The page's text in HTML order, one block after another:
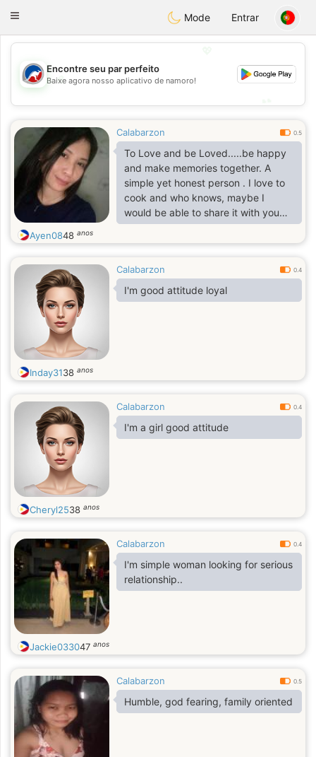
Australia Chat
Toggle
Mode Entrar
💖
💕
Encontre seu par perfeito
Baixe agora nosso aplicativo de namoro!
Calabarzon 0.5
To Love and be Loved.....be happy
and make memories together. A
simple yet honest person . I love to
cook and who knows, maybe I
would be able to share it with you
someday....
Ayen0848 anos
Calabarzon 0.4
I'm good attitude loyal
Inday3138 anos
Calabarzon 0.4
I'm a girl good attitude
Cheryl2538 anos
Calabarzon 0.4
I'm simple woman looking for serious
relationship..
Jackie033047 anos
Calabarzon 0.5
Humble, god fearing, family oriented